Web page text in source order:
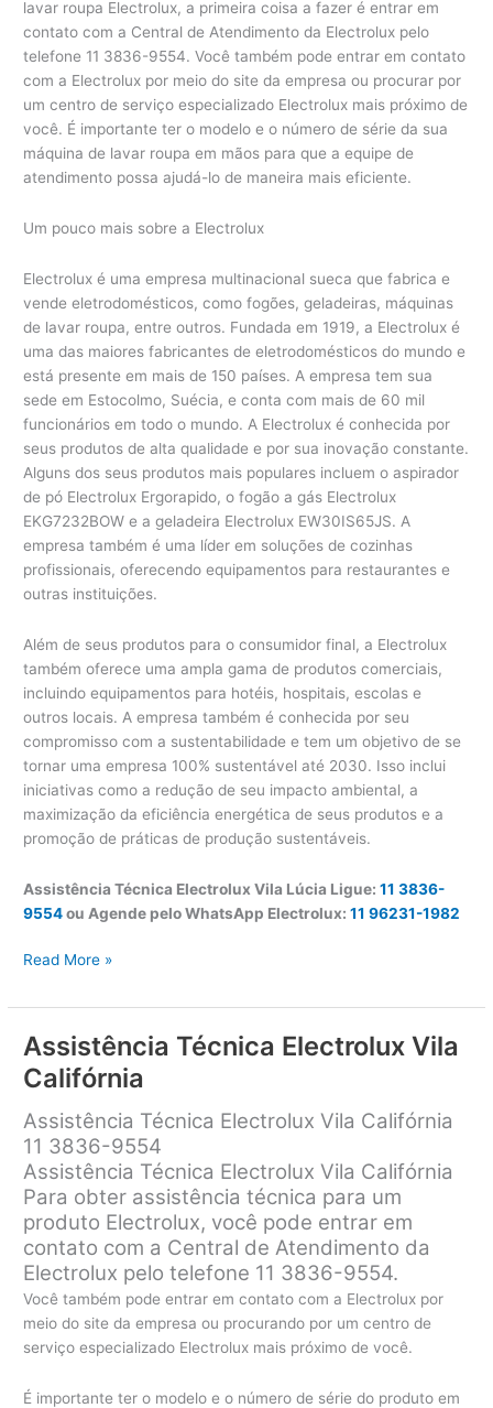
lavar roupa Electrolux, a primeira coisa a fazer é entrar em
contato com a Central de Atendimento da Electrolux pelo
telefone 11 3836-9554. Você também pode entrar em contato
com a Electrolux por meio do site da empresa ou procurar por
um centro de serviço especializado Electrolux mais próximo de
você. É importante ter o modelo e o número de série da sua
máquina de lavar roupa em mãos para que a equipe de
atendimento possa ajudá-lo de maneira mais eficiente.
Um pouco mais sobre a Electrolux
Electrolux é uma empresa multinacional sueca que fabrica e
vende eletrodomésticos, como fogões, geladeiras, máquinas
de lavar roupa, entre outros. Fundada em 1919, a Electrolux é
uma das maiores fabricantes de eletrodomésticos do mundo e
está presente em mais de 150 países. A empresa tem sua
sede em Estocolmo, Suécia, e conta com mais de 60 mil
funcionários em todo o mundo. A Electrolux é conhecida por
seus produtos de alta qualidade e por sua inovação constante.
Alguns dos seus produtos mais populares incluem o aspirador
de pó Electrolux Ergorapido, o fogão a gás Electrolux
EKG7232BOW e a geladeira Electrolux EW30IS65JS. A
empresa também é uma líder em soluções de cozinhas
profissionais, oferecendo equipamentos para restaurantes e
outras instituições.
Além de seus produtos para o consumidor final, a Electrolux
também oferece uma ampla gama de produtos comerciais,
incluindo equipamentos para hotéis, hospitais, escolas e
outros locais. A empresa também é conhecida por seu
compromisso com a sustentabilidade e tem um objetivo de se
tornar uma empresa 100% sustentável até 2030. Isso inclui
iniciativas como a redução de seu impacto ambiental, a
maximização da eficiência energética de seus produtos e a
promoção de práticas de produção sustentáveis.
Assistência Técnica Electrolux Vila Lúcia Ligue:11 3836-
9554ou Agende pelo WhatsApp Electrolux:11 96231-1982
Assistência
Electrolux
Lúcia
Read More »
Assistência Técnica Electrolux Vila
Califórnia
Assistência Técnica Electrolux Vila Califórnia
11 3836-9554
Assistência Técnica Electrolux Vila Califórnia
Para obter assistência técnica para um
produto Electrolux, você pode entrar em
contato com a Central de Atendimento da
Electrolux pelo telefone 11 3836-9554.
Você também pode entrar em contato com a Electrolux por
meio do site da empresa ou procurando por um centro de
serviço especializado Electrolux mais próximo de você.
É importante ter o modelo e o número de série do produto em